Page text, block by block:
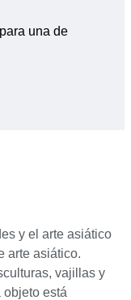
una de
y el arte asiático
arte asiático.
vajillas y
objeto está